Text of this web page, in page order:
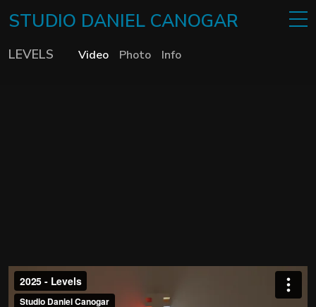
STUDIO DANIEL CANOGAR
LEVELS Video Photo Info